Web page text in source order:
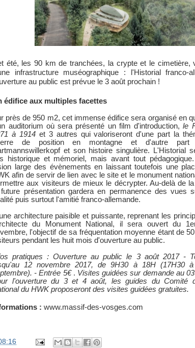
été, les 90 km de tranchées, la crypte et le cimetière,
infrastructure muséographique : l'Historial franco-
au public est prévue le 3 août prochain !
édifice aux multiples facettes
près de 950 m2, cet immense édifice sera organisé en
auditorium où sera présenté un film d'introduction,le
à 1914et 3 autres qui valoriseront d'une part la
de position en montagne et d'autre
et son histoire singulière. L'Historial
historique et mémoriel, mais avant tout
large des évènements en laissant toutefois une
afin de servir de lien avec le site et le monument
aux visiteurs de mieux le décrypter. Au-delà de
future présentation gardera en permanence des vues
puis surtout l'amitié franco-allemande.
architecture paisible et puissante, reprenant les
du Monument National, il sera ouvert du
l'objectif de sa fréquentation moyenne étant de
pendant les huit mois d'ouverture au public.
pratiques : Ouverture au public le 3 août 2017 -
12 novembre 2017, de 9H30 à 18H (17H30
- Entrée 5€ . Visites guidées sur demande au
l'ouverture du 3 et 4 août, les guides du Comité
du HWK proposeront des visites guidées gratuites.
: www.massif-des-vosges.com